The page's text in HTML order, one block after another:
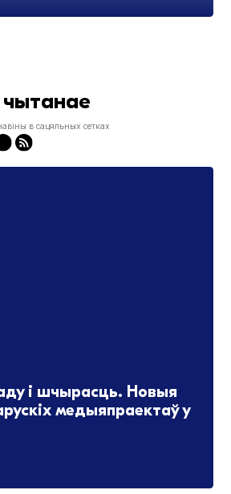
в сацяльных сетках
і шчырасць. Новыя
медыяпраектаў у